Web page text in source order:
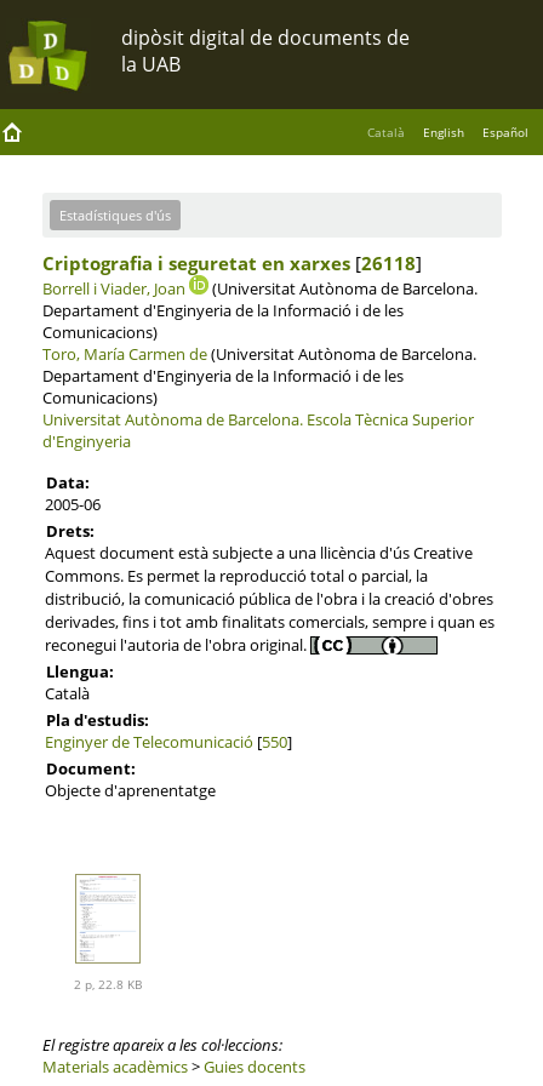
Català English Español
Estadístiques d'ús
Criptografia i seguretat en xarxes[26118]
Borrell i Viader, Joan
(Universitat Autònoma de Barcelona.
Departament d'Enginyeria de la Informació i de les
Comunicacions)
Toro, María Carmen de(Universitat Autònoma de Barcelona.
Departament d'Enginyeria de la Informació i de les
Comunicacions)
Universitat Autònoma de Barcelona. Escola Tècnica Superior
d'Enginyeria
Data:
2005-06
Drets:
Aquest document està subjecte a una llicència d'ús Creative
Commons. Es permet la reproducció total o parcial, la
distribució, la comunicació pública de l'obra i la creació d'obres
derivades, fins i tot amb finalitats comercials, sempre i quan es
reconegui l'autoria de l'obra original.
Llengua:
Català
Pla d'estudis:
Enginyer de Telecomunicació [550]
Document:
Objecte d'aprenentatge
2 p, 22.8 KB
El registre apareix a les col·leccions:
Materials acadèmics>Guies docents